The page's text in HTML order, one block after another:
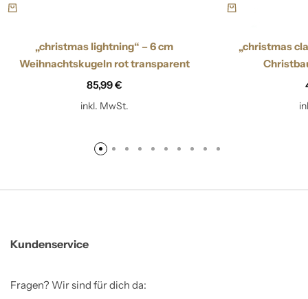
„christmas lightning“ – 6 cm
Weihnachtskugeln rot transparent
85,99€
inkl. MwSt.
„christmas
Kundenservice
Fragen? Wir sind für dich da: